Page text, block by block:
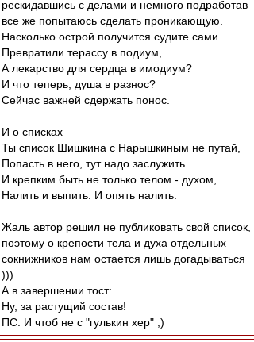
рескидавшись с делами и немного подработав
все же попытаюсь сделать проникающую.
Насколько острой получится судите сами.
Превратили терассу в подиум,
А лекарство для сердца в имодиум?
И что теперь, душа в разнос?
Сейчас важней сдержать понос.
И о списках
Ты список Шишкина с Нарышкиным не путай,
Попасть в него, тут надо заслужить.
И крепким быть не только телом - духом,
Налить и выпить. И опять налить.
Жаль автор решил не публиковать свой список,
поэтому о крепости тела и духа отдельных
сокнижников нам остается лишь догадываться
)))
А в завершении тост:
Ну, за растущий состав!
ПС. И чтоб не с "гулькин хер" ;)